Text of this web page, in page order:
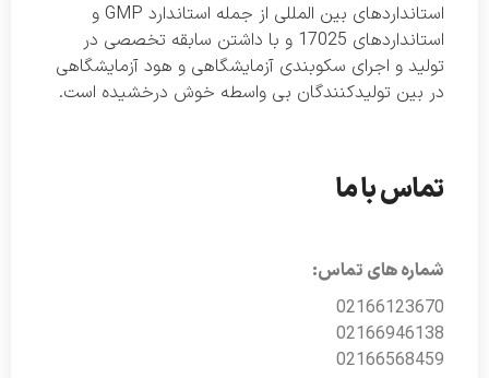
تماس با ما
شماره های تماس:
02166123670
02166946138
02166568459
استانداردهای بین المللی از جمله استاندارد GMP و
استانداردهای 17025 و با داشتن سابقه تخصصی در
تولید و اجرای سکوبندی آزمایشگاهی و هود آزمایشگاهی
در بین تولیدکنندگان بی واسطه خوش درخشیده است.